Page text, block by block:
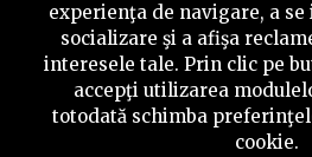
RSSNewslettere Despre noi
Politica de verificare a
experienţa de navigare, a
socializare şi a afişa
interesele tale. Prin clic pe
accepţi utilizarea
totodată schimba
cookie.